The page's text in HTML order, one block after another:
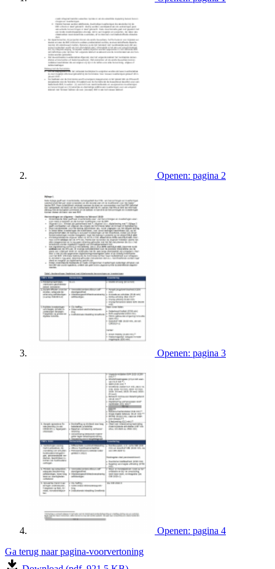
Openen: pagina 2
Openen: pagina 3
Openen: pagina 4
Ga terug naar pagina-voorvertoning